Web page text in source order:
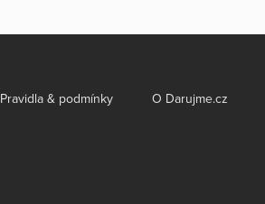
Pravidla & podmínky O Darujme.cz